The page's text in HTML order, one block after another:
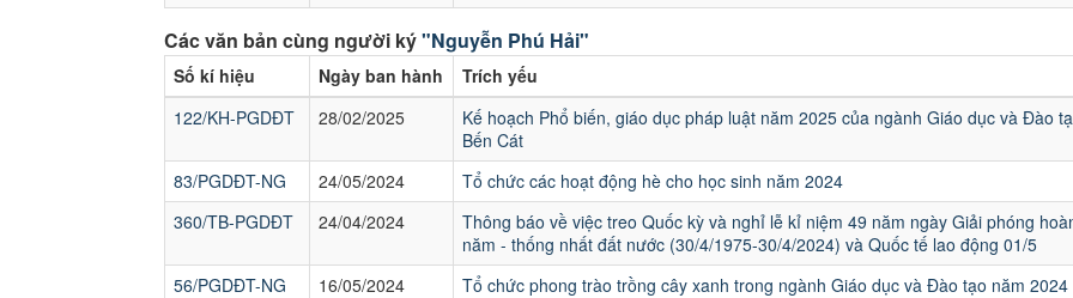
Các văn bản cùng người ký"Nguyễn Phú Hải"
Số kí hiệu Ngày ban hành
Trích yếu
122/KH-PGDĐT
28/02/2025
Kế hoạch Phổ biến, giáo dục pháp luật năm 2025 của ngành Giáo dục và Đào
Bến Cát
83/PGDĐT-NG
24/05/2024
Tổ chức các hoạt động hè cho học sinh năm 2024
360/TB-PGDĐT
24/04/2024
Thông báo về việc treo Quốc kỳ và nghỉ lễ kỉ niệm 49 năm ngày Giải phóng
năm - thống nhất đất nước (30/4/1975-30/4/2024) và Quốc tế lao động 01/5
56/PGDĐT-NG
16/05/2024
Tổ chức phong trào trồng cây xanh trong ngành Giáo dục và Đào tạo năm 2024